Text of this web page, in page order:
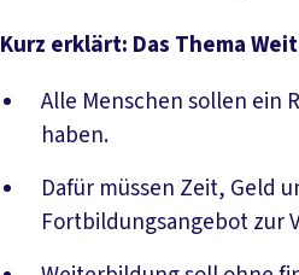
Kurz erklärt: Das Thema
Alle Menschen sollen ein
haben.
Dafür müssen Zeit, Geld
Fortbildungsangebot zur